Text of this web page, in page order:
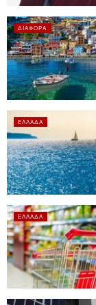
ΔΙΆΦΟΡΑ
ΕΛΛΆΔΑ
ΕΛΛΆΔΑ